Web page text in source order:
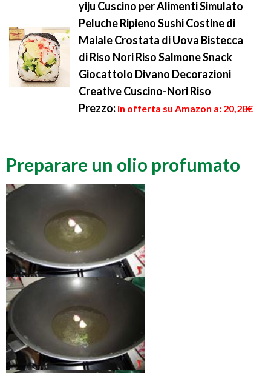
yiju Cuscino per Alimenti Simulato
Peluche Ripieno Sushi Costine di
Maiale Crostata di Uova Bistecca
di Riso Nori Riso Salmone Snack
Giocattolo Divano Decorazioni
Creative Cuscino-Nori Riso
Prezzo: in offerta su Amazon a: 20,28€
Preparare un olio profumato